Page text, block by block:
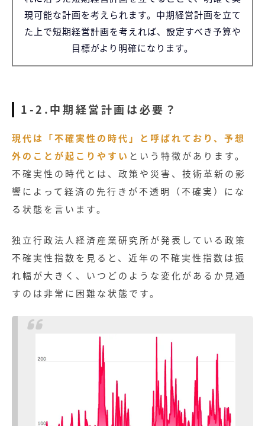
現可能な計画を考えられます。中期経営計画を立て
た上で短期経営計画を考えれば、設定すべき予算や
目標がより明確になります。
1-2.中期経営計画は必要？
現代は「不確実性の時代」と呼ばれており、予想
外のことが起こりやすい という特徴があります。
不確実性の時代とは、政策や災害、技術革新の影
響によって経済の先行きが不透明（不確実）にな
る状態を言います。
独立行政法人経済産業研究所が発表している政策
不確実性指数を見ると、近年の不確実性指数は振
れ幅が大きく、いつどのような変化があるか見通
すのは非常に困難な状態です。